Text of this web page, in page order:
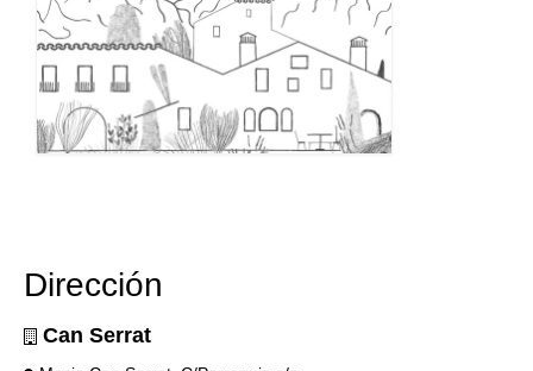
Dirección
Can Serrat